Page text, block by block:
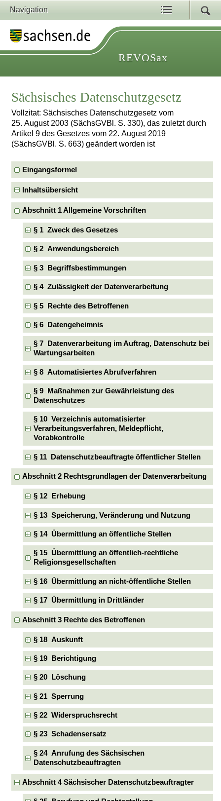
Navigation
REVOSax
Sächsisches Datenschutzgesetz
Vollzitat: Sächsisches Datenschutzgesetz vom
25. August 2003 (SächsGVBl. S. 330), das zuletzt durch
Artikel 9 des Gesetzes vom 22. August 2019
(SächsGVBl. S. 663) geändert worden ist
Eingangsformel
Inhaltsübersicht
Abschnitt 1 Allgemeine Vorschriften
§ 1 Zweck des Gesetzes
§ 2 Anwendungsbereich
§ 3 Begriffsbestimmungen
§ 4 Zulässigkeit der Datenverarbeitung
§ 5 Rechte des Betroffenen
§ 6 Datengeheimnis
§ 7 Datenverarbeitung im Auftrag, Datenschutz bei
Wartungsarbeiten
§ 8 Automatisiertes Abrufverfahren
§ 9 Maßnahmen zur Gewährleistung des
Datenschutzes
§ 10 Verzeichnis automatisierter
Verarbeitungsverfahren, Meldepflicht,
Vorabkontrolle
§ 11 Datenschutzbeauftragte öffentlicher Stellen
Abschnitt 2 Rechtsgrundlagen der Datenverarbeitung
§ 12 Erhebung
§ 13 Speicherung, Veränderung und Nutzung
§ 14 Übermittlung an öffentliche Stellen
§ 15 Übermittlung an öffentlich-rechtliche
Religionsgesellschaften
§ 16 Übermittlung an nicht-öffentliche Stellen
§ 17 Übermittlung in Drittländer
Abschnitt 3 Rechte des Betroffenen
§ 18 Auskunft
§ 19 Berichtigung
§ 20 Löschung
§ 21 Sperrung
§ 22 Widerspruchsrecht
§ 23 Schadensersatz
§ 24 Anrufung des Sächsischen
Datenschutzbeauftragten
Abschnitt 4 Sächsischer Datenschutzbeauftragter